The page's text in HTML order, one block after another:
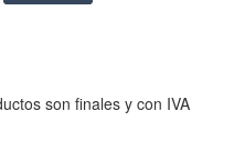
son finales y con IVA